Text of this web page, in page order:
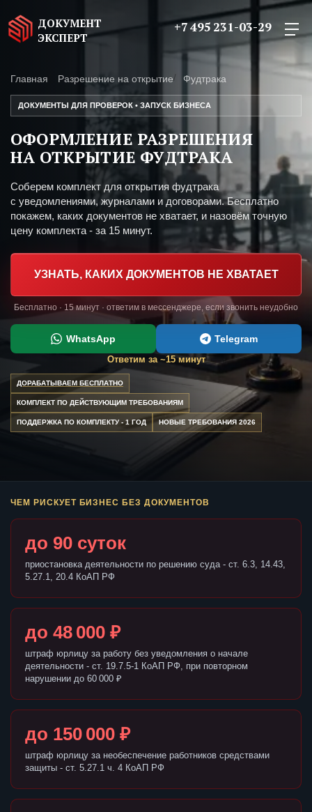
ДОКУМЕНТ
ЭКСПЕРТ
+7 495 231-03-29
Главная Разрешение на открытие Фудтрака
ДОКУМЕНТЫ ДЛЯ ПРОВЕРОК • ЗАПУСК БИЗНЕСА
ОФОРМЛЕНИЕ РАЗРЕШЕНИЯ
НА ОТКРЫТИЕ ФУДТРАКА
Соберем комплект для открытия фудтрака
с уведомлениями, журналами и договорами. Бесплатно
покажем, каких документов не хватает, и назовём точную
цену комплекта - за 15 минут.
УЗНАТЬ, КАКИХ ДОКУМЕНТОВ НЕ ХВАТАЕТ
Бесплатно · 15 минут · ответим в мессенджере, если звонить неудобно
WhatsApp Telegram
Ответим за ~15 минут
ДОРАБАТЫВАЕМ БЕСПЛАТНО
КОМПЛЕКТ ПО ДЕЙСТВУЮЩИМ ТРЕБОВАНИЯМ
ПОДДЕРЖКА ПО КОМПЛЕКТУ - 1 ГОД НОВЫЕ ТРЕБОВАНИЯ 2026
ЧЕМ РИСКУЕТ БИЗНЕС БЕЗ ДОКУМЕНТОВ
до 90 суток
приостановка деятельности по решению суда - ст. 6.3, 14.43,
5.27.1, 20.4 КоАП РФ
до 48 000 ₽
штраф юрлицу за работу без уведомления о начале
деятельности - ст. 19.7.5-1 КоАП РФ, при повторном
нарушении до 60 000 ₽
до 150 000 ₽
штраф юрлицу за необеспечение работников средствами
защиты - ст. 5.27.1 ч. 4 КоАП РФ